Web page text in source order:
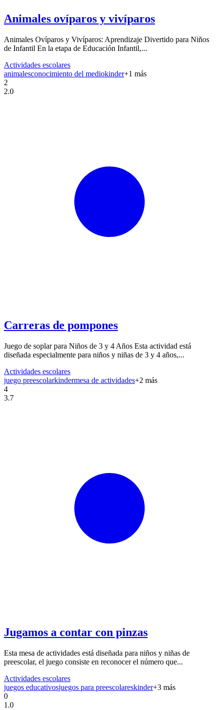
Animales ovíparos y vivíparos
Animales Ovíparos y Vivíparos: Aprendizaje Divertido para Niños
de Infantil En la etapa de Educación Infantil,...
Actividades escolares
animalesconocimiento del mediokinder+1 más
2
2.0
Carreras de pompones
Juego de soplar para Niños de 3 y 4 Años Esta actividad está
diseñada especialmente para niños y niñas de 3 y 4 años,...
Actividades escolares
juego preescolarkindermesa de actividades+2 más
4
3.7
Jugamos a contar con pinzas
Esta mesa de actividades está diseñada para niños y niñas de
preescolar, el juego consiste en reconocer el número que...
Actividades escolares
juegos educativosjuegos para preescolareskinder+3 más
0
1.0